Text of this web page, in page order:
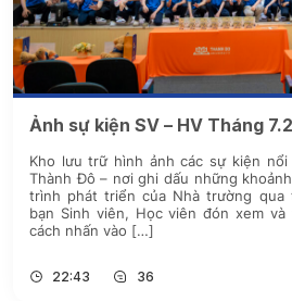
Ảnh sự kiện SV – HV Tháng
Kho lưu trữ hình ảnh các sự kiện
Thành Đô – nơi ghi dấu những
trình phát triển của Nhà trường qua
bạn Sinh viên, Học viên đón xem
cách nhấn vào […]
22:43 36